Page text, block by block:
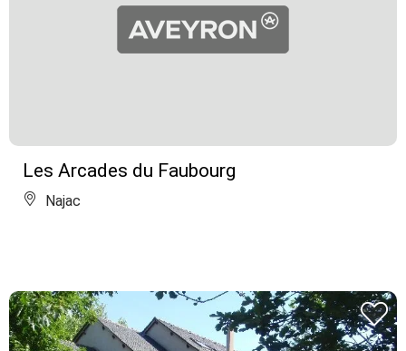
Les Arcades du Faubourg
Najac